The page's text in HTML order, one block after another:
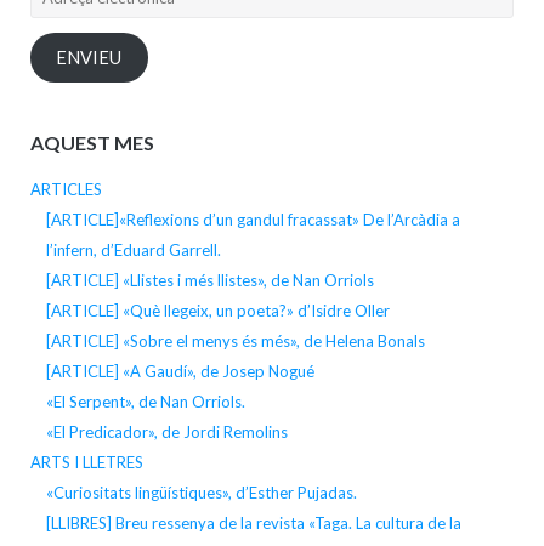
ENVIEU
AQUEST MES
ARTICLES
[ARTICLE]«Reflexions d’un gandul fracassat» De l’Arcàdia a
l’infern, d’Eduard Garrell.
[ARTICLE] «Llistes i més llistes», de Nan Orriols
[ARTICLE] «Què llegeix, un poeta?» d’Isidre Oller
[ARTICLE] «Sobre el menys és més», de Helena Bonals
[ARTICLE] «A Gaudí», de Josep Nogué
«El Serpent», de Nan Orriols.
«El Predicador», de Jordi Remolins
ARTS I LLETRES
«Curiositats lingüístiques», d’Esther Pujadas.
[LLIBRES] Breu ressenya de la revista «Taga. La cultura de la